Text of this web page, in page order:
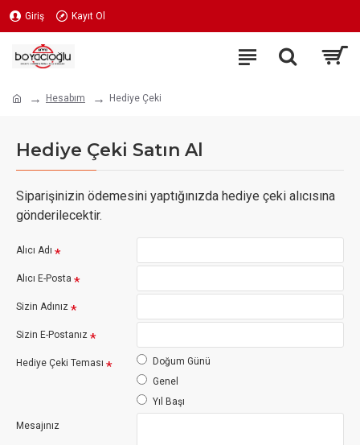
Giriş Kayıt Ol
Hesabım Hediye Çeki
Hediye Çeki Satın Al
Siparişinizin ödemesini yaptığınızda hediye çeki alıcısına
gönderilecektir.
Alıcı Adı
Alıcı E-Posta
Sizin Adınız
Sizin E-Postanız
Hediye Çeki Teması
Doğum Günü
Genel
Yıl Başı
Mesajınız